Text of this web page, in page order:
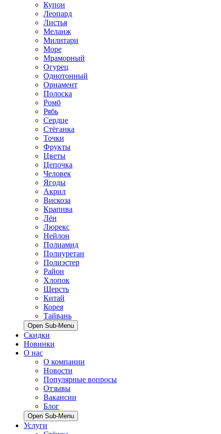
Купон
Леопард
Листья
Меланж
Милитари
Море
Мраморный
Огурец
Однотонный
Орнамент
Полоска
Ромб
Рябь
Сердце
Стёганка
Точки
Фрукты
Цветы
Цепочка
Человек
Ягоды
Акрил
Вискоза
Крапива
Лён
Люрекс
Нейлон
Полиамид
Полиуретан
Полиэстер
Район
Хлопок
Шерсть
Китай
Корея
Тайвань
Open Sub-Menu
Скидки
Новинки
О нас
О компании
Новости
Популярные вопросы
Отзывы
Вакансии
Блог
Open Sub-Menu
Услуги